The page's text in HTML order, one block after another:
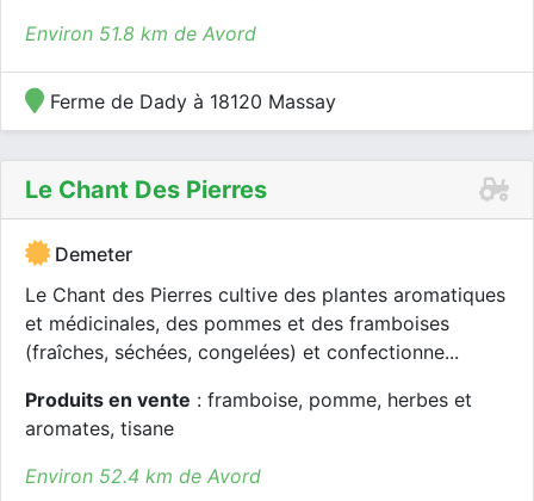
Environ 51.8 km de Avord
Ferme de Dady à 18120 Massay
Le Chant Des Pierres
Demeter
Le Chant des Pierres cultive des plantes aromatiques
et médicinales, des pommes et des framboises
(fraîches, séchées, congelées) et confectionne...
Produits en vente : framboise, pomme, herbes et
aromates, tisane
Environ 52.4 km de Avord